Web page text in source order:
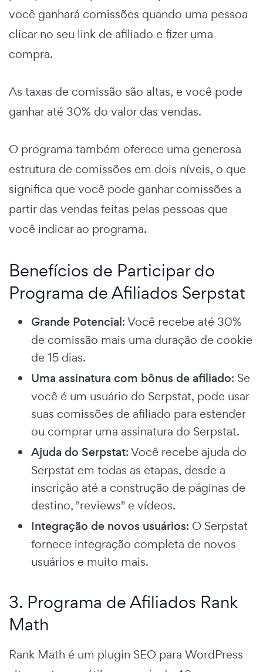
você ganhará comissões quando uma pessoa
clicar no seu link de afiliado e fizer uma
compra.
As taxas de comissão são altas, e você pode
ganhar até 30% do valor das vendas.
O programa também oferece uma generosa
estrutura de comissões em dois níveis, o que
significa que você pode ganhar comissões a
partir das vendas feitas pelas pessoas que
você indicar ao programa.
Benefícios de Participar do
Programa de Afiliados Serpstat
Grande Potencial: Você recebe até 30%
de comissão mais uma duração de cookie
de 15 dias.
Uma assinatura com bônus de afiliado: Se
você é um usuário do Serpstat, pode usar
suas comissões de afiliado para estender
ou comprar uma assinatura do Serpstat.
Ajuda do Serpstat: Você recebe ajuda do
Serpstat em todas as etapas, desde a
inscrição até a construção de páginas de
destino, "reviews" e vídeos.
Integração de novos usuários: O Serpstat
fornece integração completa de novos
usuários e muito mais.
3. Programa de Afiliados Rank
Math
Rank Math é um plugin SEO para WordPress